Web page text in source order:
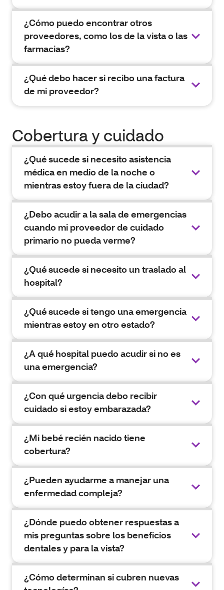
¿Cómo puedo encontrar otros
proveedores, como los de la vista o las
farmacias?
¿Qué debo hacer si recibo una factura
de mi proveedor?
Cobertura y cuidado
¿Qué sucede si necesito asistencia
médica en medio de la noche o
mientras estoy fuera de la ciudad?
¿Debo acudir a la sala de emergencias
cuando mi proveedor de cuidado
primario no pueda verme?
¿Qué sucede si necesito un traslado al
hospital?
¿Qué sucede si tengo una emergencia
mientras estoy en otro estado?
¿A qué hospital puedo acudir si no es
una emergencia?
¿Con qué urgencia debo recibir
cuidado si estoy embarazada?
¿Mi bebé recién nacido tiene
cobertura?
¿Pueden ayudarme a manejar una
enfermedad compleja?
¿Dónde puedo obtener respuestas a
mis preguntas sobre los beneficios
dentales y para la vista?
¿Cómo determinan si cubren nuevas